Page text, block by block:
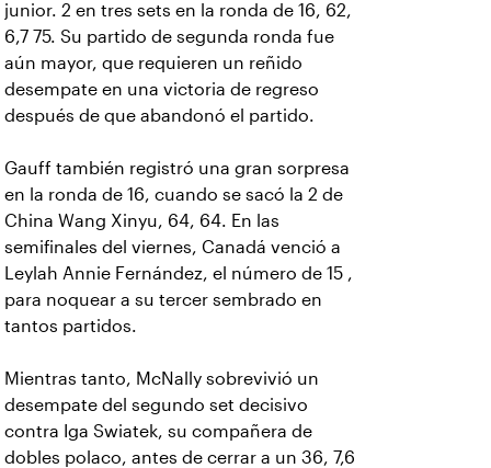
junior. 2 en tres sets en la ronda de 16, 62,
6,7 75. Su partido de segunda ronda fue
aún mayor, que requieren un reñido
desempate en una victoria de regreso
después de que abandonó el partido.
Gauff también registró una gran sorpresa
en la ronda de 16, cuando se sacó la 2 de
China Wang Xinyu, 64, 64. En las
semifinales del viernes, Canadá venció a
Leylah Annie Fernández, el número de 15 ,
para noquear a su tercer sembrado en
tantos partidos.
Mientras tanto, McNally sobrevivió un
desempate del segundo set decisivo
contra Iga Swiatek, su compañera de
dobles polaco, antes de cerrar a un 36, 7,6